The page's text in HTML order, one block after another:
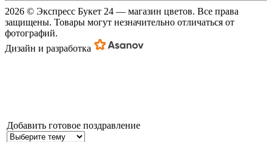
2026 © Экспресс Букет 24 — магазин цветов. Все права
защищены. Товары могут незначительно отличаться от
фотографий.
Дизайн и разработка
Добавить готовое поздравление